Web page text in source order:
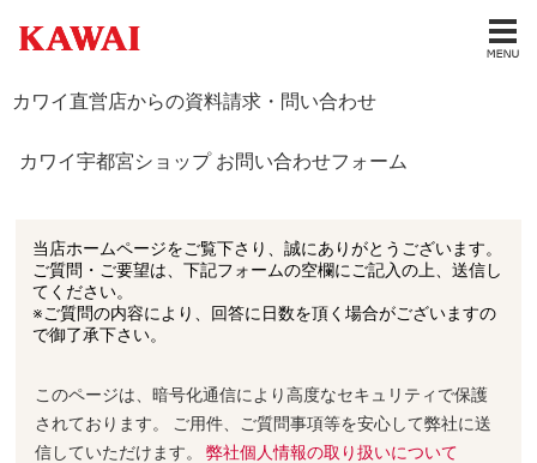
カワイ直営店からの資料請求・問い合わせ
カワイ宇都宮ショップ お問い合わせフォーム
当店ホームページをご覧下さり、誠にありがとうございます。
ご質問・ご要望は、下記フォームの空欄にご記入の上、送信し
てください。
※ご質問の内容により、回答に日数を頂く場合がございますの
で御了承下さい。
このページは、暗号化通信により高度なセキュリティで保護
されております。 ご用件、ご質問事項等を安心して弊社に送
信していただけます。弊社個人情報の取り扱いについて